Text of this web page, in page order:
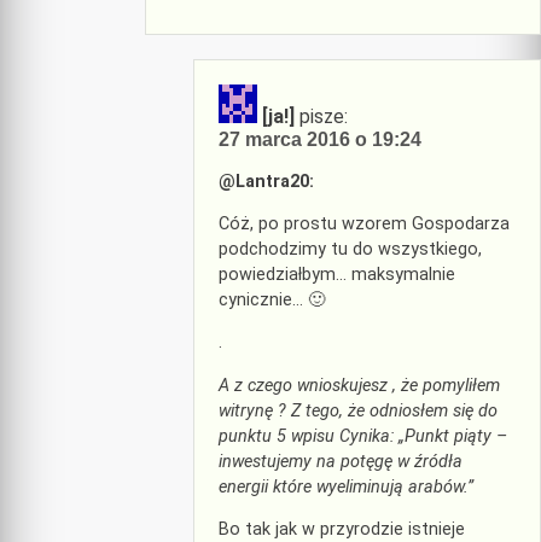
[ja!] pisze:
27 marca 2016 o 19:24
@Lantra20:
Cóż, po prostu wzorem Gospodarza
podchodzimy tu do wszystkiego,
powiedziałbym… maksymalnie
cynicznie… 🙂
.
A z czego wnioskujesz , że pomyliłem
witrynę ? Z tego, że odniosłem się do
punktu 5 wpisu Cynika: „Punkt piąty –
inwestujemy na potęgę w źródła
energii które wyeliminują arabów.”
Bo tak jak w przyrodzie istnieje